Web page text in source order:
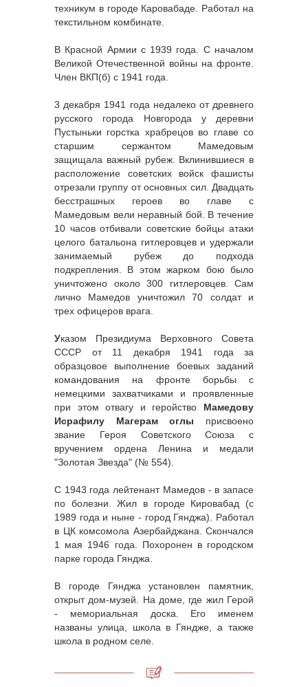
техникум в городе Каровабаде. Работал на
текстильном комбинате.
В Красной Армии с 1939 года. С началом
Великой Отечественной войны на фронте.
Член ВКП(б) с 1941 года.
3 декабря 1941 года недалеко от древнего
русского города Новгорода у деревни
Пустыньки горстка храбрецов во главе со
старшим сержантом Мамедовым
защищала важный рубеж. Вклинившиеся в
расположение советских войск фашисты
отрезали группу от основных сил. Двадцать
бесстрашных героев во главе с
Мамедовым вели неравный бой. В течение
10 часов отбивали советские бойцы атаки
целого батальона гитлеровцев и удержали
занимаемый рубеж до подхода
подкрепления. В этом жарком бою было
уничтожено около 300 гитлеровцев. Сам
лично Мамедов уничтожил 70 солдат и
трех офицеров врага.
Указом Президиума Верховного Совета
СССР от 11 декабря 1941 года за
образцовое выполнение боевых заданий
командования на фронте борьбы с
немецкими захватчиками и проявленные
при этом отвагу и геройство Мамедову
Исрафилу Магерам оглы присвоено
звание Героя Советского Союза с
вручением ордена Ленина и медали
"Золотая Звезда" (№ 554).
С 1943 года лейтенант Мамедов - в запасе
по болезни. Жил в городе Кировабад (с
1989 года и ныне - город Гянджа). Работал
в ЦК комсомола Азербайджана. Скончался
1 мая 1946 года. Похоронен в городском
парке города Гянджа.
В городе Гянджа установлен памятник,
открыт дом-музей. На доме, где жил Герой
- мемориальная доска. Его именем
названы улица, школа в Гяндже, а также
школа в родном селе.